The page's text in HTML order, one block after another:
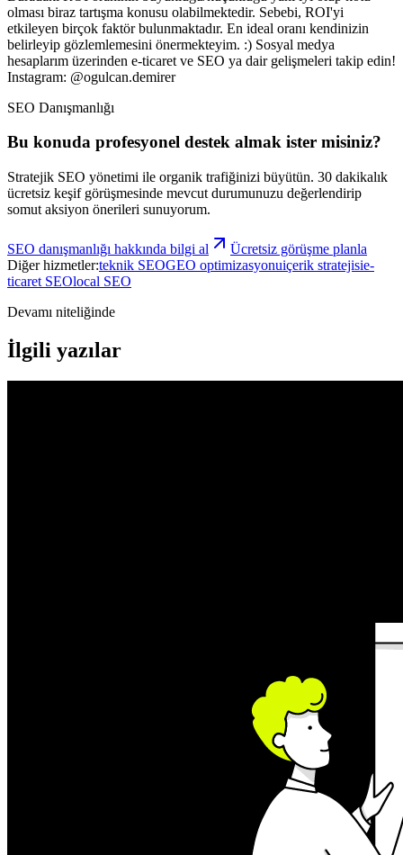
olması biraz tartışma konusu olabilmektedir. Sebebi, ROI'yi
etkileyen birçok faktör bulunmaktadır. En ideal oranı kendinizin
belirleyip gözlemlemesini önermekteyim. :) Sosyal medya
hesaplarım üzerinden e-ticaret ve SEO ya dair gelişmeleri takip edin!
Instagram: @ogulcan.demirer
SEO Danışmanlığı
Bu konuda profesyonel destek almak ister misiniz?
Stratejik SEO yönetimi ile organik trafiğinizi büyütün. 30 dakikalık
ücretsiz keşif görüşmesinde mevcut durumunuzu değerlendirip
somut aksiyon önerileri sunuyorum.
SEO danışmanlığı hakkında bilgi al
Ücretsiz görüşme planla
Diğer hizmetler:teknik SEOGEO optimizasyonuiçerik stratejisie-
ticaret SEOlocal SEO
Devamı niteliğinde
İlgili yazılar